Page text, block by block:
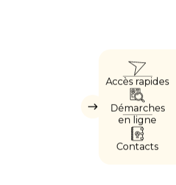
Masquer
Accès rapides
Démarches
en ligne
Contacts